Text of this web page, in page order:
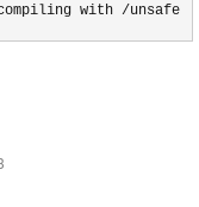
with /unsafe